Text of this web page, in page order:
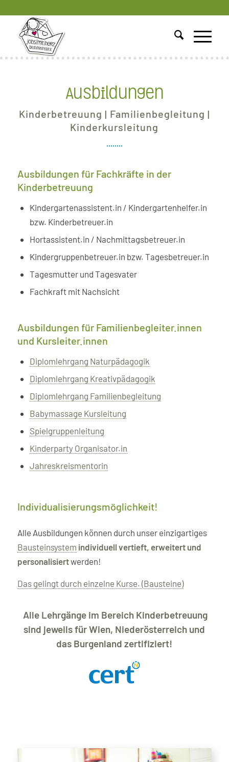
Ausbildungen
Kinderbetreuung | Familienbegleitung |
Kinderkursleitung
Ausbildungen für Fachkräfte in der
Kinderbetreuung
Kindergartenassistent.in / Kindergartenhelfer.in
bzw. Kinderbetreuer.in
Hortassistent.in / Nachmittagsbetreuer.in
Kindergruppenbetreuer.in bzw. Tagesbetreuer.in
Tagesmutter und Tagesvater
Fachkraft mit Nachsicht
Ausbildungen für Familienbegleiter.innen
und Kursleiter.innen
Diplomlehrgang Naturpädagogik
Diplomlehrgang Kreativpädagogik
Diplomlehrgang Familienbegleitung
Babymassage Kursleitung
Spielgruppenleitung
Kinderparty Organisator.in
Jahreskreismentorin
Individualisierungsmöglichkeit!
Alle Ausbildungen können durch unser einzigartiges
Bausteinsystem individuell vertieft, erweitert und
personalisiertwerden!
Das gelingt durch einzelne Kurse. (Bausteine)
Alle Lehrgänge im Bereich Kinderbetreuung
sind jeweils für Wien, Niederösterreich und
das Burgenland zertifiziert!